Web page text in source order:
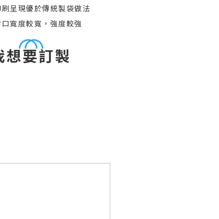
呈現優於傳統製袋做法
寬度較寬，強度較強
想要訂製